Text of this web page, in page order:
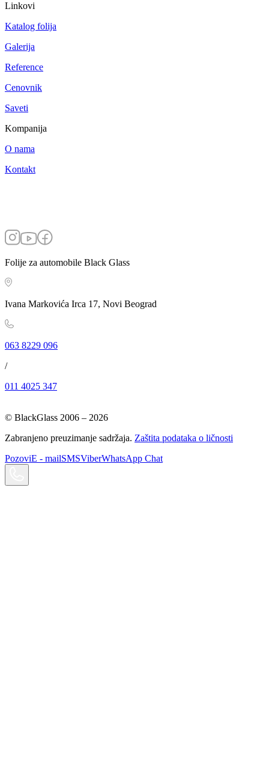
Linkovi
Katalog folija
Galerija
Reference
Cenovnik
Saveti
Kompanija
O nama
Kontakt
Folije za automobile Black Glass
Ivana Markovića Irca 17, Novi Beograd
063 8229 096
/
011 4025 347
© BlackGlass 2006 – 2026
Zabranjeno preuzimanje sadržaja. Zaštita podataka o ličnosti
PozoviE - mailSMSViberWhatsApp Chat